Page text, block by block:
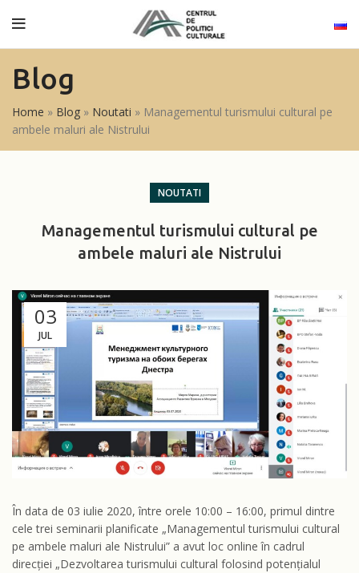
Blog
Home » Blog » Noutati » Managementul turismului cultural pe
ambele maluri ale Nistrului
NOUTATI
Managementul turismului cultural pe
ambele maluri ale Nistrului
03
JUL
În data de 03 iulie 2020, între orele 10:00 – 16:00, primul dintre
cele trei seminarii planificate „Managementul turismului cultural
pe ambele maluri ale Nistrului” a avut loc online în cadrul
direcției „Dezvoltarea turismului cultural folosind potențialul